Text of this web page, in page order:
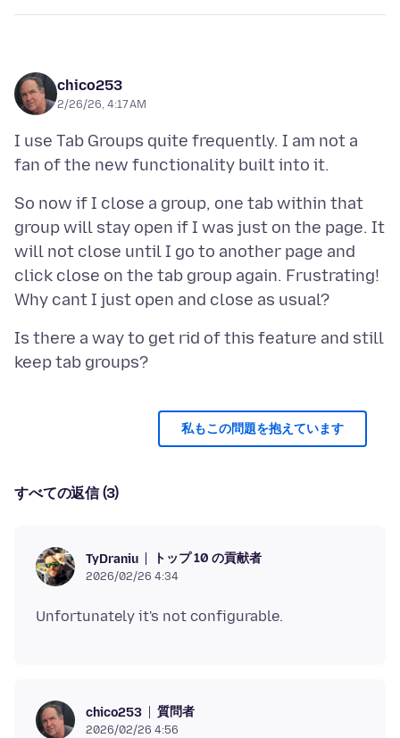
chico253
2/26/26, 4:17 AM
I use Tab Groups quite frequently. I am not a
So now if I close a group, one tab within that
group will stay open if I was just on the page. It
will not close until I go to another page and
click close on the tab group again. Frustrating!
Is there a way to get rid of this feature and still
私もこの問題を抱えています
すべての返信 (3)
TyDraniu トップ 10 の貢献者
2026/02/26 4:34
chico253 質問者
2026/02/26 4:56